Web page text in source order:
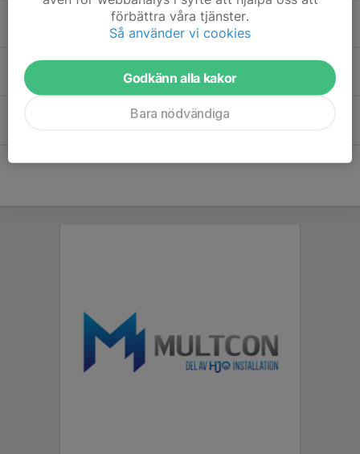
Theo Rönnbäck
Wilhelmina Norberg
förbättra våra tjänster.
Så använder vi cookies
Godkänn alla kakor
Bara nödvändiga